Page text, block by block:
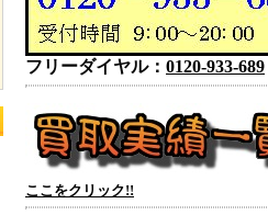
フリーダイヤル： 0120-933-689
ここをクリック!!